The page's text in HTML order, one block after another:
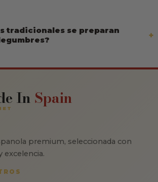
tradicionales se preparan
In Spain
premium, seleccionada con
excelencia.